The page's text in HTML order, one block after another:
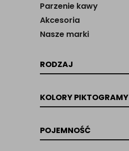
Parzenie kawy
Akcesoria
Nasze marki
RODZAJ
KOLORY PIKTOGRAMY
POJEMNOŚĆ